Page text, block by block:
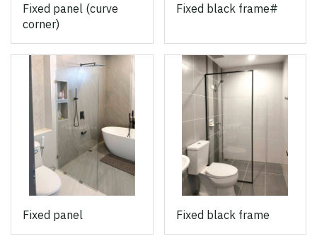
Fixed panel (curve
corner)
Fixed black frame#
Fixed panel Fixed black frame